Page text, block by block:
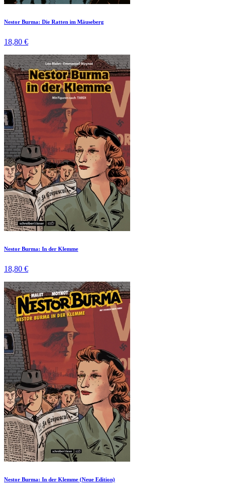
Nestor Burma: Die Ratten im Mäuseberg
18,80 €
Nestor Burma: In der Klemme
18,80 €
Nestor Burma: In der Klemme (Neue Edition)